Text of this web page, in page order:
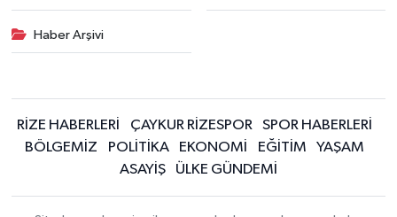
Haber Arşivi
RİZE HABERLERİ ÇAYKUR RİZESPOR
SPOR HABERLERİ
BÖLGEMİZ
POLİTİKA EKONOMİ EĞİTİM
YAŞAM
ASAYİŞ
ÜLKE GÜNDEMİ